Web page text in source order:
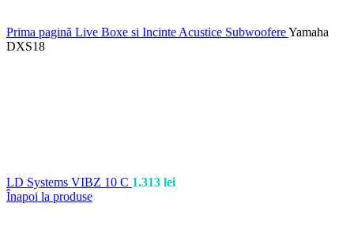
Prima pagină Live Boxe si Incinte Acustice SubwoofereYamaha
DXS18
LD Systems VIBZ 10 C 1.313 lei
Înapoi la produse